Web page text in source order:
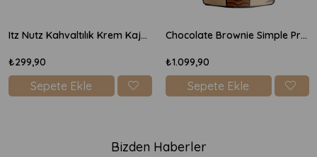
Itz Nutz Kahvaltılık Krem Kaju Peyniri 170gr
₺299,90
Sepete Ekle
Chocolate Brownie Simple Protein Mix 600gr
₺1.099,90
Sepete Ekle
Bizden Haberler